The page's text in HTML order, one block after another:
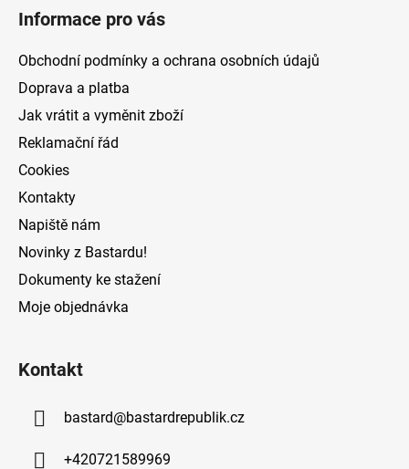
Informace pro vás
Obchodní podmínky a ochrana osobních údajů
Doprava a platba
Jak vrátit a vyměnit zboží
Reklamační řád
Cookies
Kontakty
Napiště nám
Novinky z Bastardu!
Dokumenty ke stažení
Moje objednávka
Kontakt
bastard@bastardrepublik.cz
+420721589969